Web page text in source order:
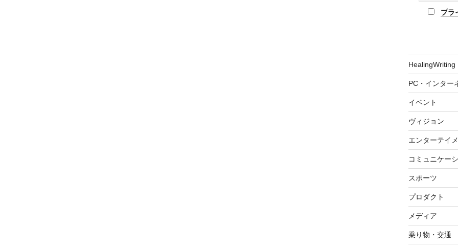
プラ
HealingWriting
PC・インター
イベント
ヴィジョン
エンターテイ
コミュニケー
スポーツ
プロダクト
メディア
乗り物・交通